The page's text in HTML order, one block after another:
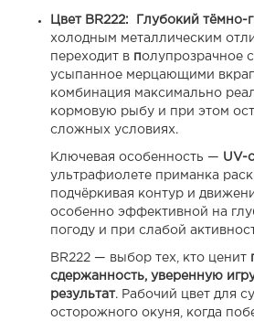
Цвет BR222: Глубокий
холодным металлическим
переходит в полупрозрачное
усыпанное мерцающими
комбинация максимально
кормовую рыбу и при этом
сложных условиях.
Ключевая особенность — UV-
ультрафиолете приманка
подчёркивая контур и
особенно эффективной на
погоду и при слабой
BR222 — выбор тех, кто ценит
сдержанность, уверенную
результат. Рабочий цвет для
осторожного окуня, когда